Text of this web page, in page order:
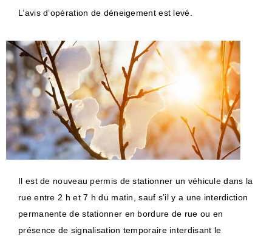
L’avis d’opération de déneigement est levé.
Il est de nouveau permis de stationner un véhicule dans la
rue entre 2 h et 7 h du matin, sauf s’il y a une interdiction
permanente de stationner en bordure de rue ou en
présence de signalisation temporaire interdisant le